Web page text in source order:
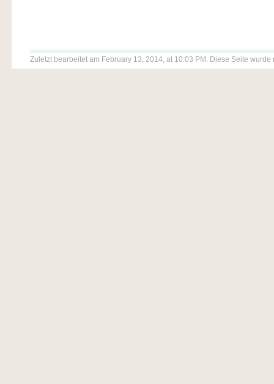
Zuletzt bearbeitet am February 13, 2014, at 10:03 PM. Diese Seite wurde